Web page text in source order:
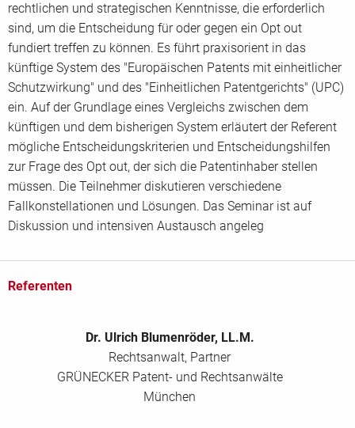
rechtlichen und strategischen Kenntnisse, die erforderlich
sind, um die Entscheidung für oder gegen ein Opt out
fundiert treffen zu können. Es führt praxisorient in das
künftige System des "Europäischen Patents mit einheitlicher
Schutzwirkung" und des "Einheitlichen Patentgerichts" (UPC)
ein. Auf der Grundlage eines Vergleichs zwischen dem
künftigen und dem bisherigen System erläutert der Referent
mögliche Entscheidungskriterien und Entscheidungshilfen
zur Frage des Opt out, der sich die Patentinhaber stellen
müssen. Die Teilnehmer diskutieren verschiedene
Fallkonstellationen und Lösungen. Das Seminar ist auf
Diskussion und intensiven Austausch angeleg
Referenten
Dr. Ulrich Blumenröder, LL.M.
Rechtsanwalt, Partner
GRÜNECKER Patent- und Rechtsanwälte
München